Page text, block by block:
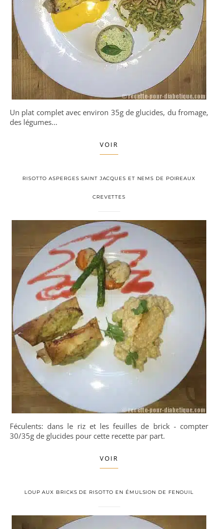
Un plat complet avec environ 35g de glucides, du fromage,
des légumes...
VOIR
RISOTTO ASPERGES SAINT JACQUES ET NEMS DE POIREAUX
CREVETTES
Féculents: dans le riz et les feuilles de brick - compter
30/35g de glucides pour cette recette par part.
VOIR
LOUP AUX BRICKS DE RISOTTO EN ÉMULSION DE FENOUIL